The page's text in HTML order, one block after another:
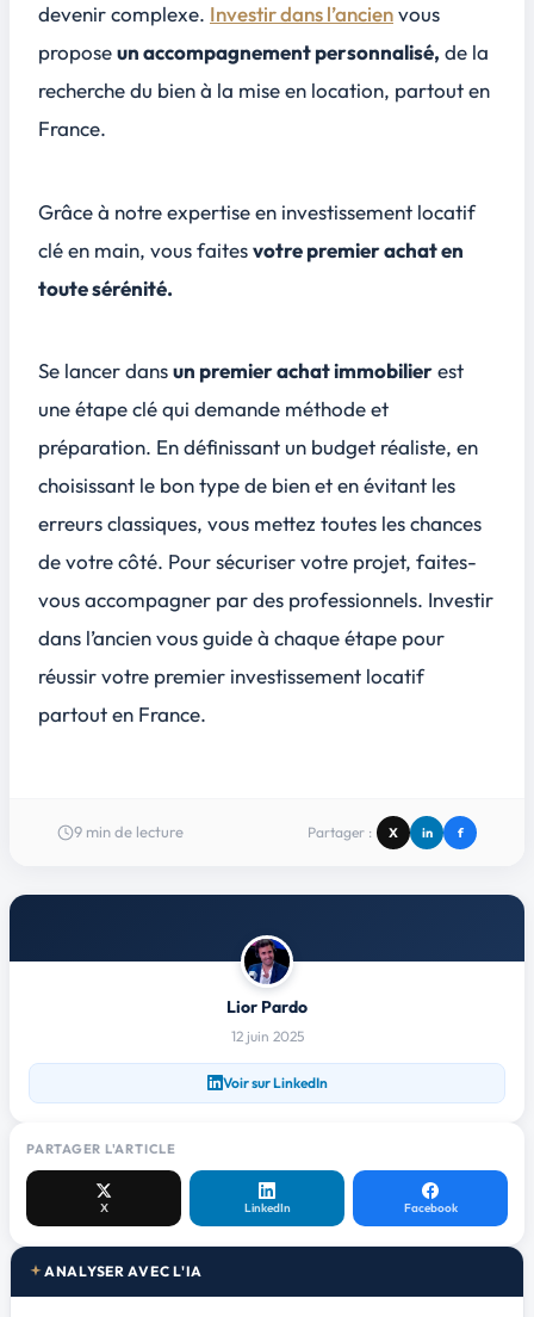
devenir complexe. Investir dans l’ancienvous
proposeun accompagnement personnalisé, de la
recherche du bien à la mise en location, partout en
France.
Grâce à notre expertise en investissement locatif
clé en main, vous faitesvotre premier achat en
toute sérénité.
Se lancer dansun premier achat immobilierest
une étape clé qui demande méthode et
préparation. En définissant un budget réaliste, en
choisissant le bon type de bien et en évitant les
erreurs classiques, vous mettez toutes les chances
de votre côté. Pour sécuriser votre projet, faites-
vous accompagner par des professionnels. Investir
dans l’ancien vous guide à chaque étape pour
réussir votre premier investissement locatif
partout en France.
9 min de lecture Partager : X in f
Lior Pardo
12 juin 2025
Voir sur LinkedIn
PARTAGER L'ARTICLE
X LinkedIn Facebook
ANALYSER AVEC L'IA